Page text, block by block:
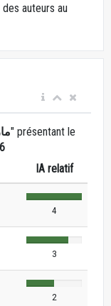
auteurs au
" présentant le
IA relatif
4
3
2